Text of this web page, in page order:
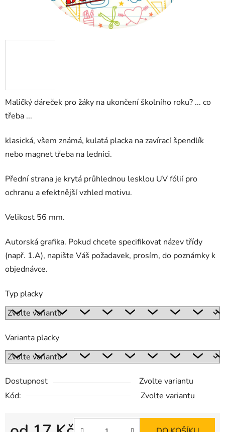
Maličký dáreček pro žáky na ukončení školního roku? ... co
třeba ...
klasická, všem známá, kulatá placka na zavírací špendlík
nebo magnet třeba na lednici.
Přední strana je krytá průhlednou lesklou UV fólií pro
ochranu a efektnější vzhled motivu.
Velikost 56 mm.
Autorská grafika. Pokud chcete specifikovat název třídy
(např. 1.A), napište Váš požadavek, prosím, do poznámky k
objednávce.
Typ placky
Varianta placky
Dostupnost
Zvolte variantu
Kód:
Zvolte variantu